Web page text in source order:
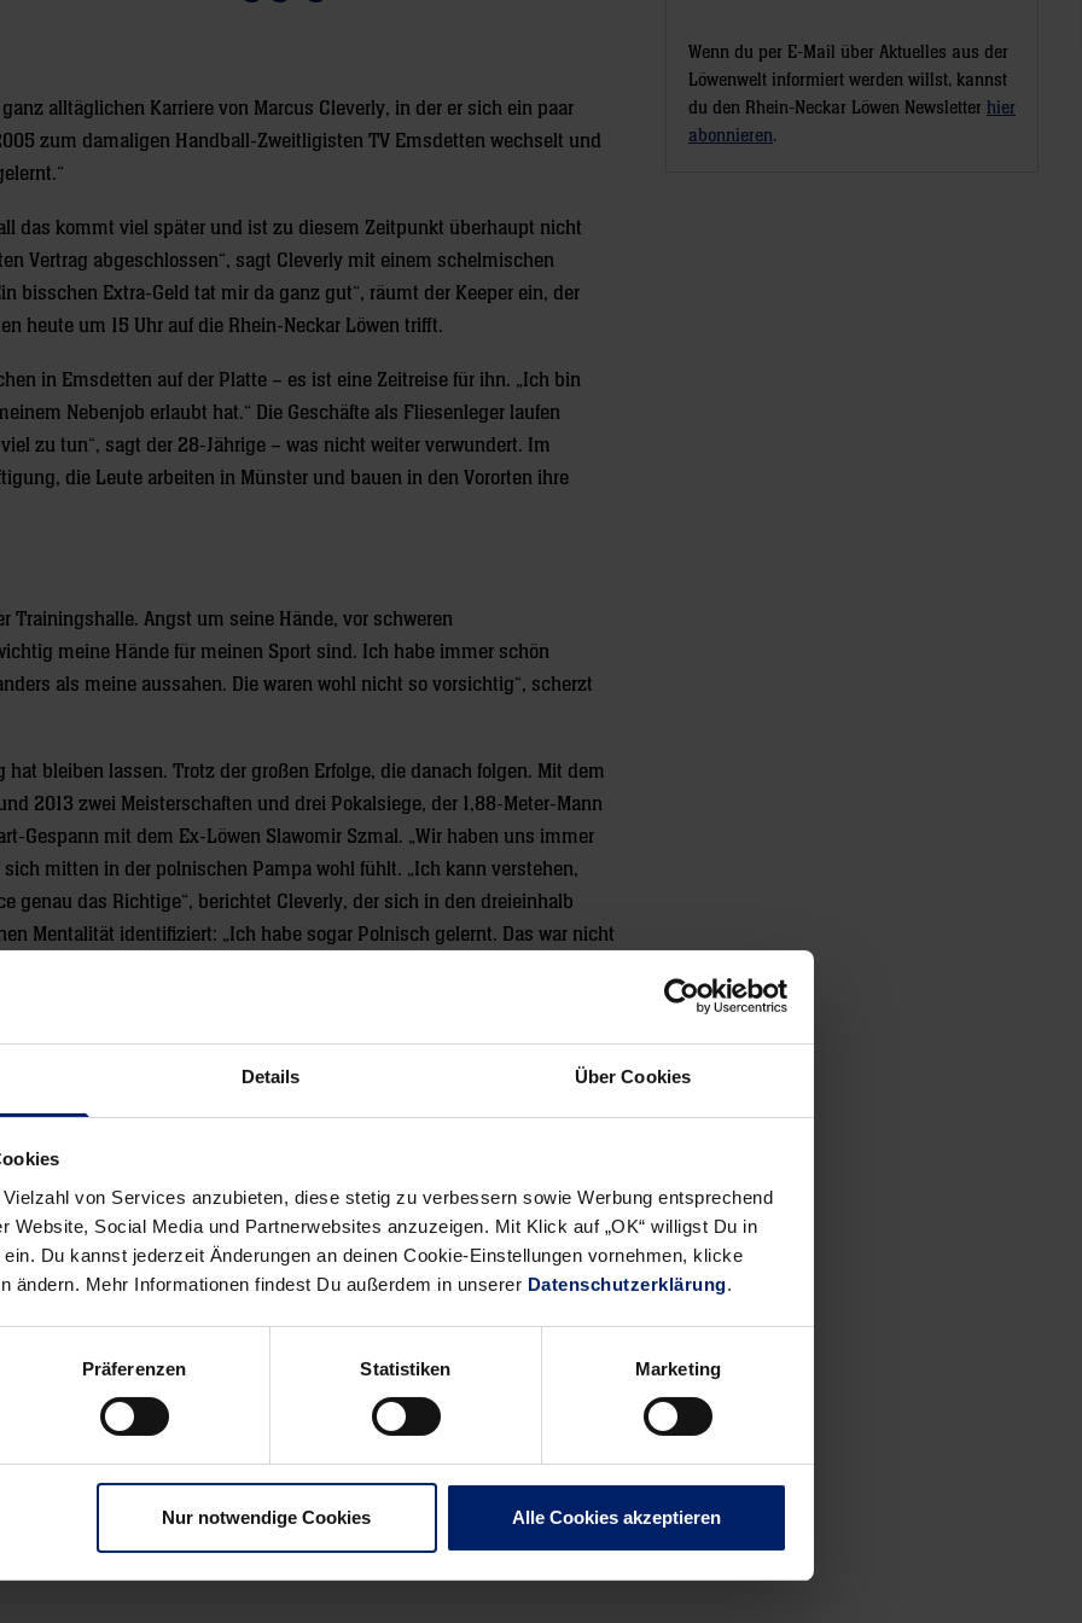
Details Über Cookies
von Services anzubieten, diese stetig zu verbessern sowie Werbung entsprechend
Website, Social Media und Partnerwebsites anzuzeigen. Mit Klick auf „OK“ willigst Du in
Du kannst jederzeit Änderungen an deinen Cookie-Einstellungen vornehmen, klicke
ändern. Mehr Informationen findest Du außerdem in unserer Datenschutzerklärung.
Präferenzen Statistiken Marketing
Nur notwendige Cookies Alle Cookies akzeptieren
alltäglichen Karriere von Marcus Cleverly, in der er sich ein paar
zum damaligen Handball-Zweitligisten TV Emsdetten wechselt und
das kommt viel später und ist zu diesem Zeitpunkt überhaupt nicht
Vertrag abgeschlossen“, sagt Cleverly mit einem schelmischen
bisschen Extra-Geld tat mir da ganz gut“, räumt der Keeper ein, der
heute um 15 Uhr auf die Rhein-Neckar Löwen trifft.
in Emsdetten auf der Platte – es ist eine Zeitreise für ihn. „Ich bin
Nebenjob erlaubt hat.“ Die Geschäfte als Fliesenleger laufen
zu tun“, sagt der 28-Jährige – was nicht weiter verwundert. Im
die Leute arbeiten in Münster und bauen in den Vororten ihre
Trainingshalle. Angst um seine Hände, vor schweren
meine Hände für meinen Sport sind. Ich habe immer schön
als meine aussahen. Die waren wohl nicht so vorsichtig“, scherzt
bleiben lassen. Trotz der großen Erfolge, die danach folgen. Mit dem
2013 zwei Meisterschaften und drei Pokalsiege, der 1,88-Meter-Mann
Gespann mit dem Ex-Löwen Slawomir Szmal. „Wir haben uns immer
mitten in der polnischen Pampa wohl fühlt. „Ich kann verstehen,
genau das Richtige“, berichtet Cleverly, der sich in den dreieinhalb
Mentalität identifiziert: „Ich habe sogar Polnisch gelernt. Das war nicht
internationaler Klasse, was dem dänischen Nationaltrainer Ulrik
Arbeiter, schafft es in den Kader für die EM 2012, gewinnt als
ist bei den Olympischen Spielen 2012 dabei. Und er will mehr. Die
wechselt er vor dieser Saison von LUGI HF aus Schweden zum HSV.
Nationaltrainer empfehlen.
aus dem Aufgebot: „Ich habe alles dafür getan, um noch einmal dabei
Jungs alles Gute“, sagt der Sportsmann Cleverly, der im Januar jetzt
„Nein, nein“, wiegelt der 28-Jährige ab und lacht: „Dieses Kapitel
besseren Vertrag.
Wenn du per E-Mail über Aktuelles aus der
Löwenwelt informiert werden willst, kannst
du den Rhein-Neckar Löwen Newsletter hier
abonnieren.
Alle News anzeigen